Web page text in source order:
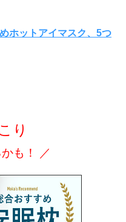
ホットアイマスク、5つ
り
も！ ／